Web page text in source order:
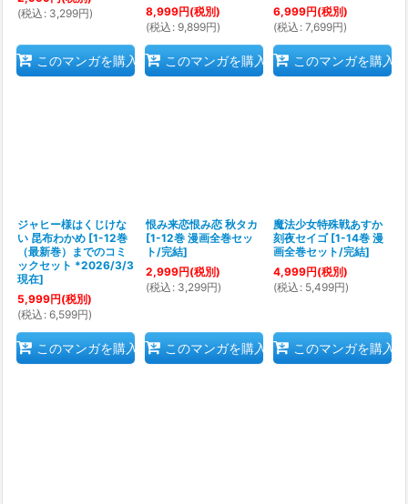
(税込 : 3,299円)
このマンガを購入
8,999円(税別)
(税込 : 9,899円)
このマンガを購入
6,999円(税別)
(税込 : 7,699円)
このマンガを購入
ジャヒー様はくじけな
い 昆布わかめ [1-12巻
（最新巻）までのコミ
ックセット *2026/3/3
現在]
5,999円(税別)
(税込 : 6,599円)
このマンガを購入
恨み来恋恨み恋 秋タカ
[1-12巻 漫画全巻セッ
ト/完結]
2,999円(税別)
(税込 : 3,299円)
このマンガを購入
魔法少女特殊戦あすか
刻夜セイゴ [1-14巻 漫
画全巻セット/完結]
4,999円(税別)
(税込 : 5,499円)
このマンガを購入